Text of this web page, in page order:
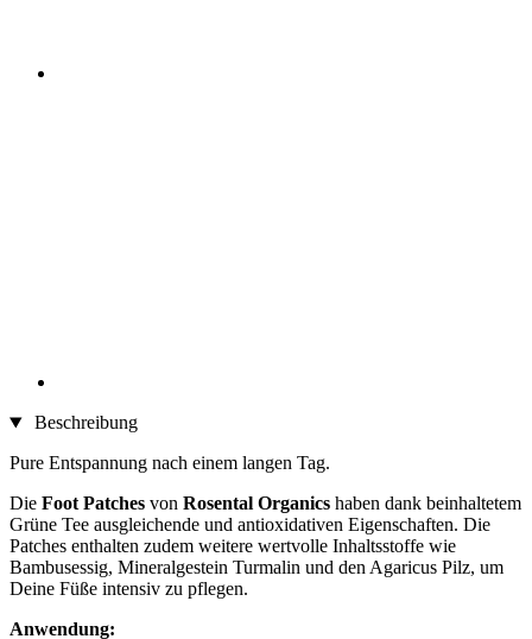
Beschreibung
Pure Entspannung nach einem langen Tag.
Die Foot Patches von Rosental Organics haben dank beinhaltetem
Grüne Tee ausgleichende und antioxidativen Eigenschaften. Die
Patches enthalten zudem weitere wertvolle Inhaltsstoffe wie
Bambusessig, Mineralgestein Turmalin und den Agaricus Pilz, um
Deine Füße intensiv zu pflegen.
Anwendung: